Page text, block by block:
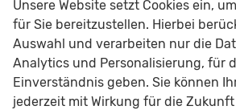
Elektrische Heckklappe,
betätigt
Scheiben, Verglasung
Räder & Technik
Unsere Website setzt Cookies ein,
für Sie bereitzustellen. Hierbei
Auswahl und verarbeiten nur die
Analytics und Personalisierung, für
Einverständnis geben. Sie können
jederzeit mit Wirkung für die